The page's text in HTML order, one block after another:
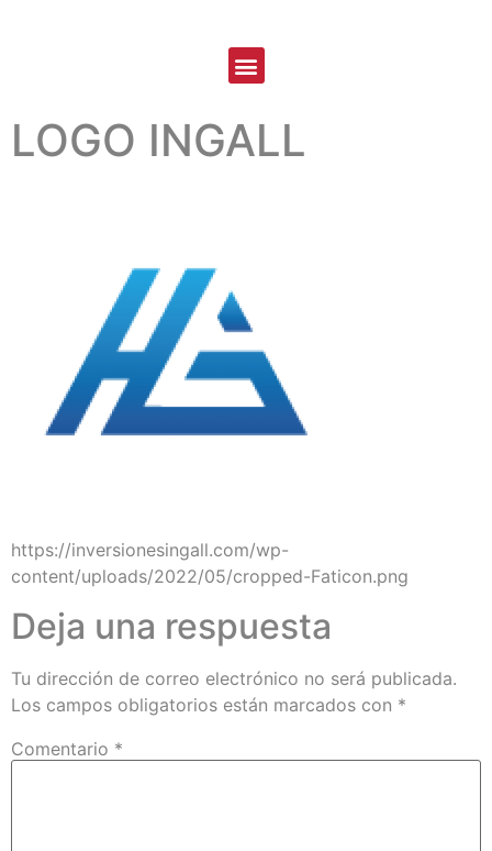
LOGO INGALL
https://inversionesingall.com/wp-
content/uploads/2022/05/cropped-Faticon.png
Deja una respuesta
Tu dirección de correo electrónico no será publicada.
Los campos obligatorios están marcados con *
Comentario *